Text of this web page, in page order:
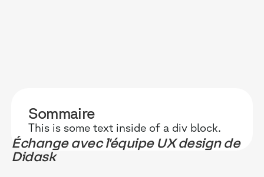
CONFORMITÉ
RECHERCHE
Sommaire
This is some text inside of a div block.
Échange avec l'équipe UX design de
Didask